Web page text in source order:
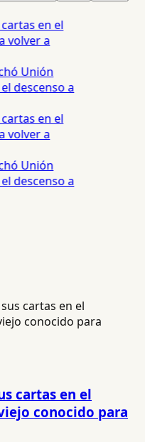
en el
volver a
Unión
descenso a
en el
volver a
Unión
descenso a
cartas en el
conocido para